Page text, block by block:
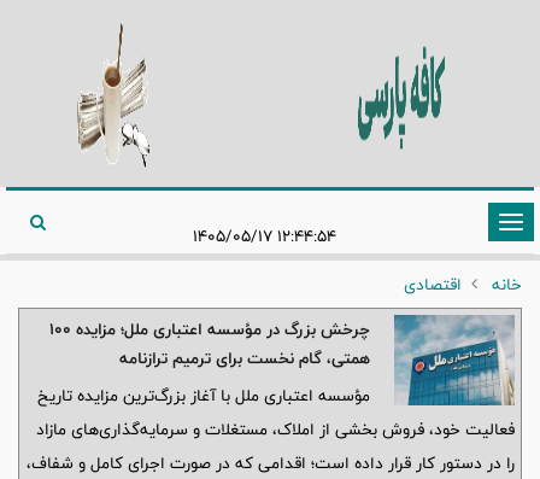
تغییر
وضعیت
ناوبری
خانه
اقتصادی
چرخش بزرگ در مؤسسه اعتباری ملل؛ مزایده ۱۰۰
همتی، گام نخست برای ترمیم ترازنامه
مؤسسه اعتباری ملل با آغاز بزرگ‌ترین مزایده تاریخ
فعالیت خود، فروش بخشی از املاک، مستغلات و سرمایه‌گذاری‌های مازاد
را در دستور کار قرار داده است؛ اقدامی که در صورت اجرای کامل و شفاف،